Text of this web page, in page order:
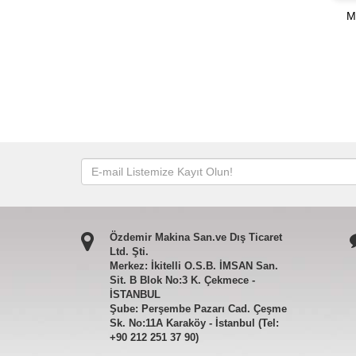
Özdemir Makina San.ve Dış Ticaret
Ltd. Şti.
Merkez: İkitelli O.S.B. İMSAN San.
Sit. B Blok No:3 K. Çekmece -
İSTANBUL
Şube: Perşembe Pazarı Cad. Çeşme
Sk. No:11A Karaköy - İstanbul (Tel:
+90 212 251 37 90)